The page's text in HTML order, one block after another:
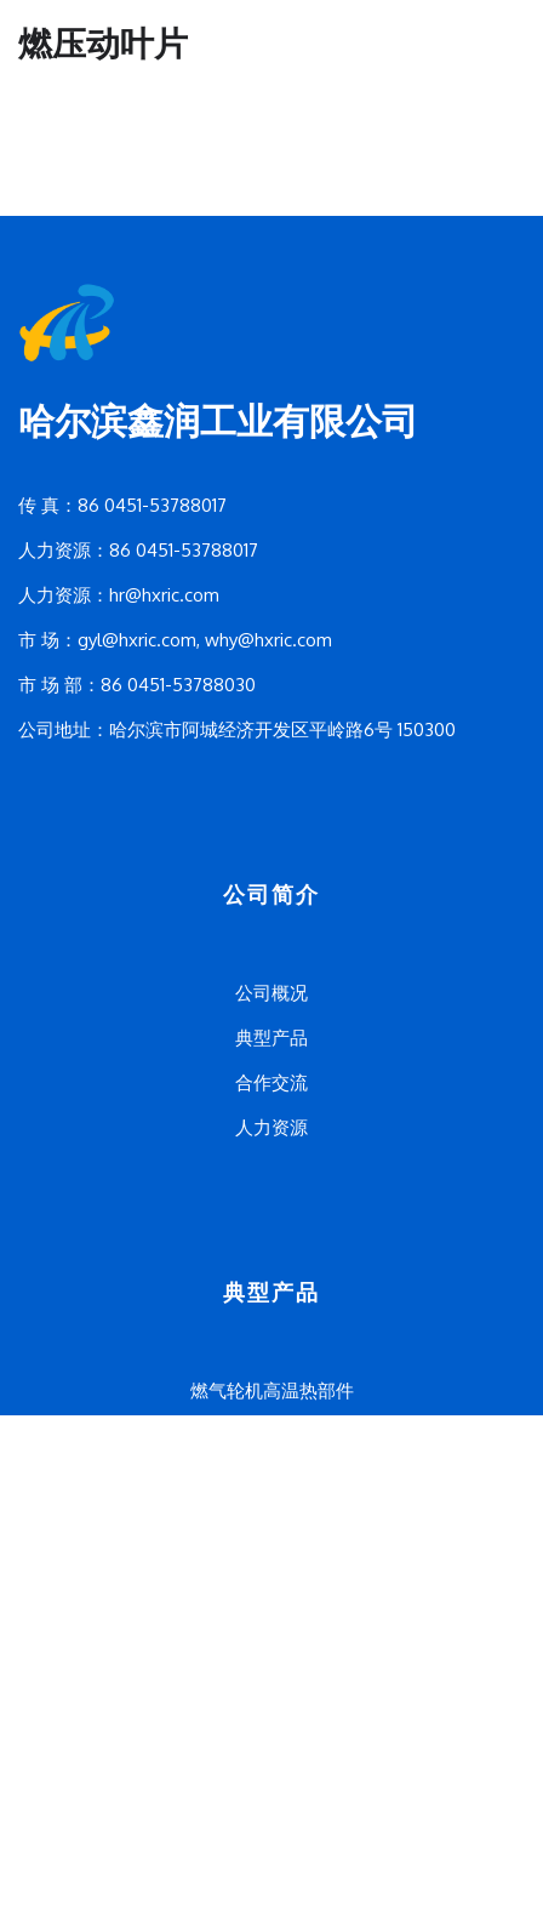
燃压动叶片
哈尔滨鑫润工业有限公司
传 真：86 0451-53788017
人力资源：86 0451-53788017
人力资源：hr@hxric.com
市 场： gyl@hxric.com, why@hxric.com
市 场 部：86 0451-53788030
公司地址：哈尔滨市阿城经济开发区平岭路6号 150300
公司简介
公司概况
典型产品
合作交流
人力资源
典型产品
燃气轮机高温热部件